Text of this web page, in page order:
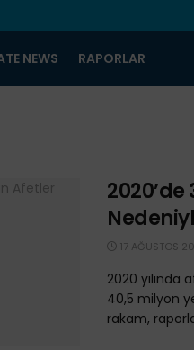
NEWS RAPORLAR
17 AĞUSTOS
2020
40,5 milyon
rakam,